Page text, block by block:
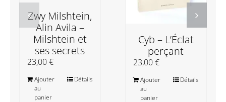
Zwy Milshtein,
Alin Avila –
Milshtein et
ses secrets
23,00€
Ajouter
au
panier
Détails
Cyb – L’Éclat
perçant
23,00€
Ajouter
au
panier
Détails